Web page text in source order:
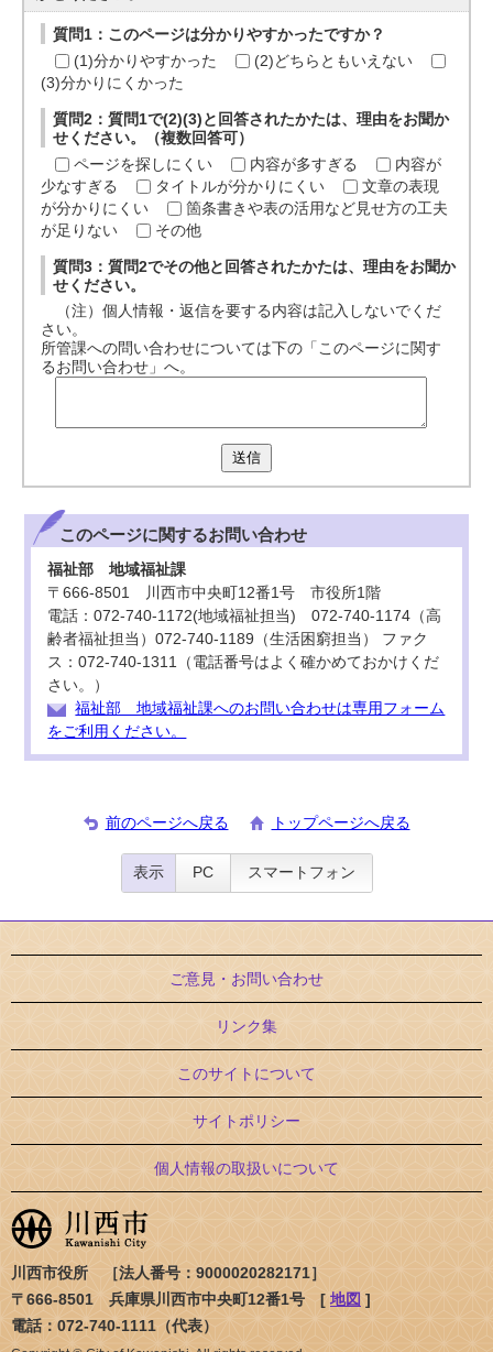
質問1：このページは分かりやすかったですか？
(1)分かりやすかった
(2)どちらともいえない
(3)分かりにくかった
質問2：質問1で(2)(3)と回答されたかたは、理由をお聞か
せください。（複数回答可）
ページを探しにくい
内容が多すぎる
内容が
少なすぎる
タイトルが分かりにくい
文章の表現
が分かりにくい
箇条書きや表の活用など見せ方の工夫
が足りない
その他
質問3：質問2でその他と回答されたかたは、理由をお聞か
せください。
（注）個人情報・返信を要する内容は記入しないでくだ
さい。
所管課への問い合わせについては下の「このページに関す
るお問い合わせ」へ。
送信
このページに関するお問い合わせ
福祉部 地域福祉課
〒666-8501 川西市中央町12番1号 市役所1階
電話：072-740-1172(地域福祉担当) 072-740-1174（高
齢者福祉担当）072-740-1189（生活困窮担当） ファク
ス：072-740-1311（電話番号はよく確かめておかけくだ
さい。）
福祉部 地域福祉課へのお問い合わせは専用フォーム
をご利用ください。
前のページへ戻る トップページへ戻る
表示 PC スマートフォン
ご意見・お問い合わせ
リンク集
このサイトについて
サイトポリシー
個人情報の取扱いについて
川西市役所 ［法人番号：9000020282171］
〒666-8501 兵庫県川西市中央町12番1号 [ 地図 ]
電話：072-740-1111（代表）